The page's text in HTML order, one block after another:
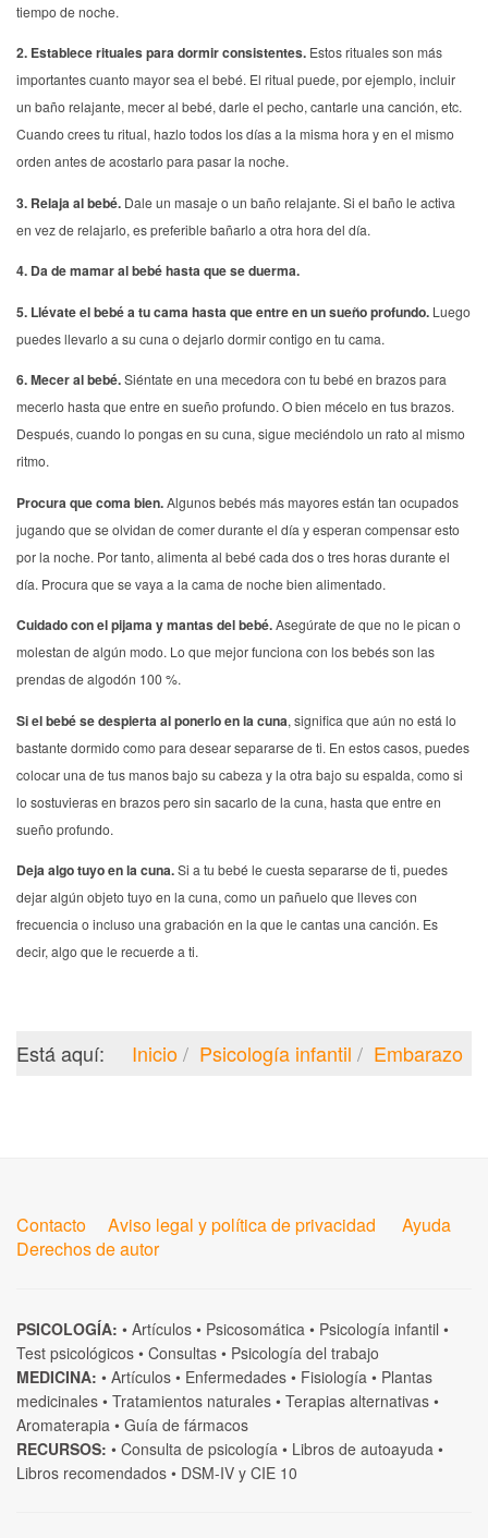
tiempo de noche.
2. Establece rituales para dormir consistentes. Estos rituales son más
importantes cuanto mayor sea el bebé. El ritual puede, por ejemplo, incluir
un baño relajante, mecer al bebé, darle el pecho, cantarle una canción, etc.
Cuando crees tu ritual, hazlo todos los días a la misma hora y en el mismo
orden antes de acostarlo para pasar la noche.
3. Relaja al bebé. Dale un masaje o un baño relajante. Si el baño le activa
en vez de relajarlo, es preferible bañarlo a otra hora del día.
4. Da de mamar al bebé hasta que se duerma.
5. Llévate el bebé a tu cama hasta que entre en un sueño profundo. Luego
puedes llevarlo a su cuna o dejarlo dormir contigo en tu cama.
6. Mecer al bebé.Siéntate en una mecedora con tu bebé en brazos para
mecerlo hasta que entre en sueño profundo. O bien mécelo en tus brazos.
Después, cuando lo pongas en su cuna, sigue meciéndolo un rato al mismo
ritmo.
Procura que coma bien.Algunos bebés más mayores están tan ocupados
jugando que se olvidan de comer durante el día y esperan compensar esto
por la noche. Por tanto, alimenta al bebé cada dos o tres horas durante el
día. Procura que se vaya a la cama de noche bien alimentado.
Cuidado con el pijama y mantas del bebé.Asegúrate de que no le pican o
molestan de algún modo. Lo que mejor funciona con los bebés son las
prendas de algodón 100 %.
Si el bebé se despierta al ponerlo en la cuna, significa que aún no está lo
bastante dormido como para desear separarse de ti. En estos casos, puedes
colocar una de tus manos bajo su cabeza y la otra bajo su espalda, como si
lo sostuvieras en brazos pero sin sacarlo de la cuna, hasta que entre en
sueño profundo.
Deja algo tuyo en la cuna.Si a tu bebé le cuesta separarse de ti, puedes
dejar algún objeto tuyo en la cuna, como un pañuelo que lleves con
frecuencia o incluso una grabación en la que le cantas una canción. Es
decir, algo que le recuerde a ti.
Está aquí: Inicio Psicología infantil Embarazo
Contacto Aviso legal y política de privacidad
Ayuda
Derechos de autor
PSICOLOGÍA: • Artículos • Psicosomática • Psicología infantil •
Test psicológicos • Consultas • Psicología del trabajo
MEDICINA: • Artículos • Enfermedades • Fisiología • Plantas
medicinales • Tratamientos naturales • Terapias alternativas •
Aromaterapia • Guía de fármacos
RECURSOS: • Consulta de psicología • Libros de autoayuda •
Libros recomendados • DSM-IV y CIE 10